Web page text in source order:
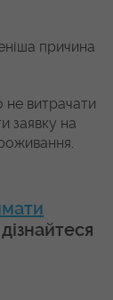
причина
витрачати
заявку на